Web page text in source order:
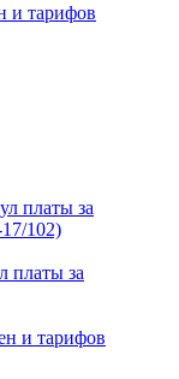
и тарифов
платы за
102)
платы за
и тарифов